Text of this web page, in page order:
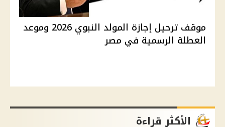
موقف ترحيل إجازة المولد النبوي 2026 وموعد
العطلة الرسمية في مصر
الأكثر قراءة